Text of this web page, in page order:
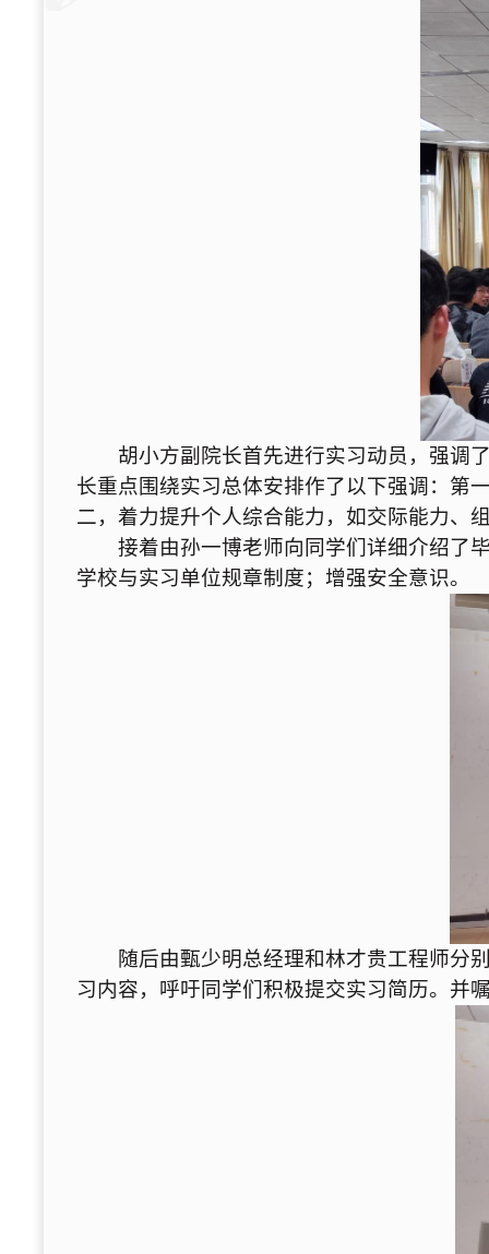
胡小方副院长首先进行实习动员，强调
长重点围绕实习总体安排作了以下强调：第
二，着力提升个人综合能力，如交际能力、
接着由孙一博老师向同学们详细介绍了
学校与实习单位规章制度；增强安全意识。
随后由甄少明总经理和林才贵工程师分
习内容，呼吁同学们积极提交实习简历。并